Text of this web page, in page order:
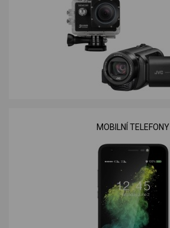
MOBILNÍ TELEFONY